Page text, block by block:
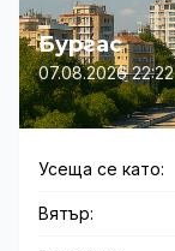
Бургас
07.08.2026 22:22
Усеща се като:
Вятър: